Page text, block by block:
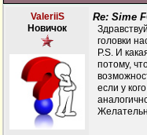
ValeriiS
Новичок
Re: Sime
головки
Р.S. И
потому,
если у